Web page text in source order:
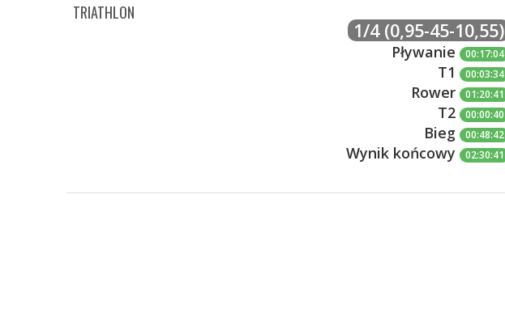
TRIATHLON
1/4 (0,95-45-10,55)
Pływanie 00:17:04
T1 00:03:34
Rower 01:20:41
T2 00:00:40
Bieg 00:48:42
Wynik końcowy 02:30:41